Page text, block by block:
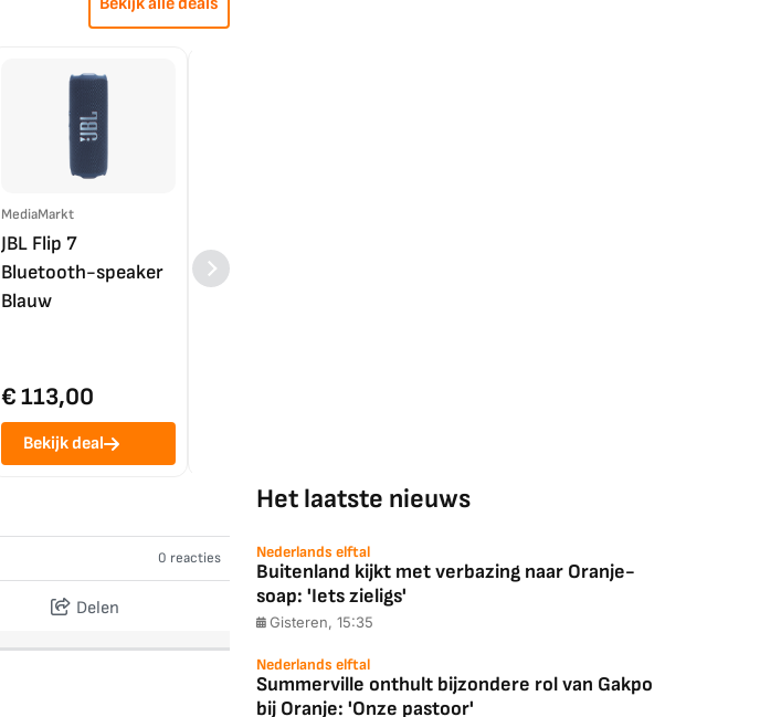
MediaMarkt
JBL Flip 7
Bluetooth-speaker
Blauw
€ 113,00
Bekijk deal
4K TV (2025)
0 reacties
Delen
Het laatste nieuws
Nederlands elftal
Buitenland kijkt met verbazing naar Oranje-
soap: 'Iets zieligs'
Gisteren, 15:35
Nederlands elftal
Summerville onthult bijzondere rol van Gakpo
bij Oranje: 'Onze pastoor'